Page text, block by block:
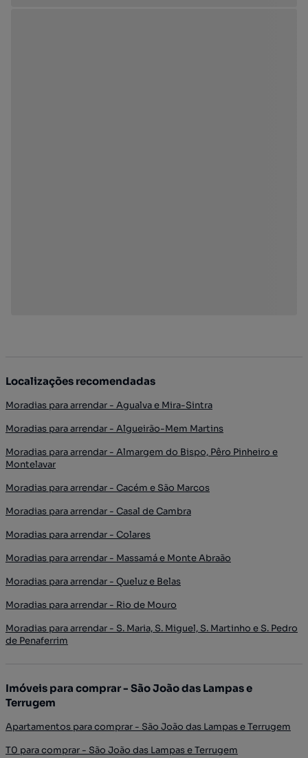
Localizações recomendadas
Moradias para arrendar - Agualva e Mira-Sintra
Moradias para arrendar - Algueirão-Mem Martins
Moradias para arrendar - Almargem do Bispo, Pêro Pinheiro e
Montelavar
Moradias para arrendar - Cacém e São Marcos
Moradias para arrendar - Casal de Cambra
Moradias para arrendar - Colares
Moradias para arrendar - Massamá e Monte Abraão
Moradias para arrendar - Queluz e Belas
Moradias para arrendar - Rio de Mouro
Moradias para arrendar - S. Maria, S. Miguel, S. Martinho e S. Pedro
de Penaferrim
Imóveis para comprar - São João das Lampas e
Terrugem
Apartamentos para comprar - São João das Lampas e Terrugem
T0 para comprar - São João das Lampas e Terrugem